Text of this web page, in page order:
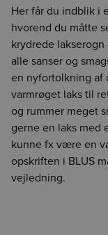
Her får du indblik i
hvorend du måtte
krydrede
alle sanser og
en nyfortolkning af
varmrøget laks til
og rummer meget
gerne en laks
kunne fx være en
opskriften i BLUS
vejledning.